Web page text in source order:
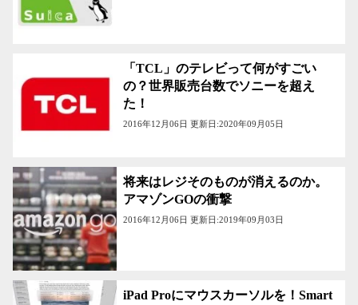
「TCL」のテレビって何がすごい
の？世界販売台数でソニーを超え
た！
2016年12月06日 更新日:2020年09月05日
将来はレジそのものが消えるのか。
アマゾンGOの衝撃
2016年12月06日 更新日:2019年09月03日
iPad Proにマウスカーソルを！Smart